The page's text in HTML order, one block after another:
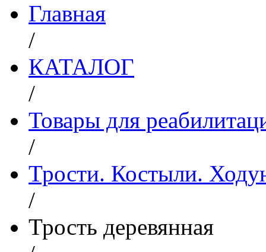
Главная
/
КАТАЛОГ
/
Товары для
/
Трости. Костыли.
/
Трость деревянная